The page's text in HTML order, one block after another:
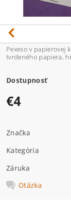
Pexeso v papierovej
tvrdeného papiera,
Dostupnosť
€4
Značka
Kategória
Záruka
Otázka